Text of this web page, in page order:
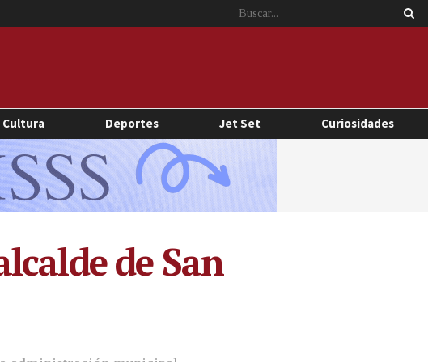
Cultura Deportes Jet Set Curiosidades
de San